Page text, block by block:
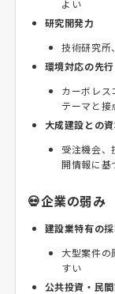
よい
研究開発力
技術研究所
環境対応の先行
カーボレス
テーマと接
大成建設との
受注機会、
開情報に基
💀企業の弱み
建設業特有の
大型案件の
すい
公共投資・民